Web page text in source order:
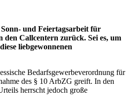
und Feiertagsarbeit für
Callcentern zurück. Sei es, um
liebgewonnenen
Bedarfsgewerbeverordnung für
des § 10 ArbZG greift. In den
herrscht jedoch große